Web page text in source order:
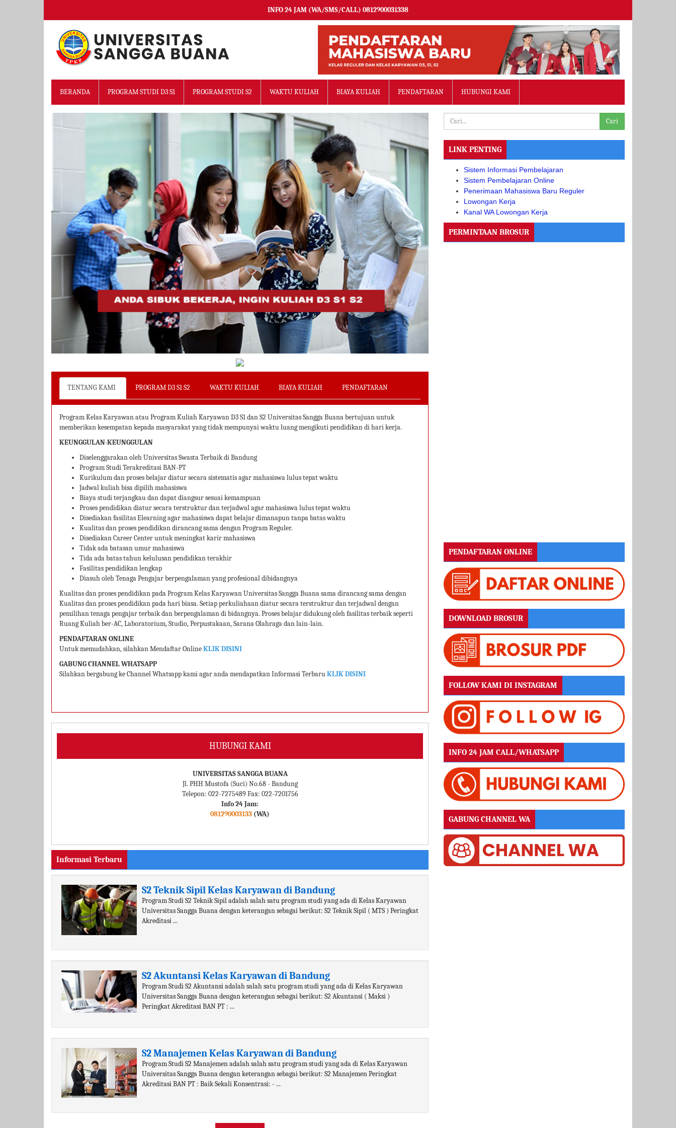
INFO 24 JAM (WA/SMS/CALL) 0812900031338
BERANDA PROGRAM STUDI D3 S1 PROGRAM STUDI S2 WAKTU KULIAH BIAYA KULIAH PENDAFTARAN HUBUNGI KAMI
TENTANG KAMI PROGRAM D3 S1 S2 WAKTU KULIAH BIAYA KULIAH PENDAFTARAN
Program Kelas Karyawan atau Program Kuliah Karyawan D3 S1 dan S2 Universitas Sangga Buana bertujuan untuk
memberikan kesempatan kepada masyarakat yang tidak mempunyai waktu luang mengikuti pendidikan di hari kerja.
KEUNGGULAN-KEUNGGULAN
Diselenggarakan oleh Universitas Swasta Terbaik di Bandung
Program Studi Terakreditasi BAN-PT
Kurikulum dan proses belajar diatur secara sistematis agar mahasiswa lulus tepat waktu
Jadwal kuliah bisa dipilih mahasiswa
Biaya studi terjangkau dan dapat diangsur sesuai kemampuan
Proses pendidikan diatur secara terstruktur dan terjadwal agar mahasiswa lulus tepat waktu
Disediakan fasilitas Elearning agar mahasiswa dapat belajar dimanapun tanpa batas waktu
Kualitas dan proses pendidikan dirancang sama dengan Program Reguler.
Disediakan Career Center untuk meningkat karir mahasiswa
Tidak ada batasan umur mahasiswa
Tida ada batas tahun kelulusan pendidikan terakhir
Fasilitas pendidikan lengkap
Diasuh oleh Tenaga Pengajar berpengalaman yang profesional dibidangnya
Kualitas dan proses pendidikan pada Program Kelas Karyawan Universitas Sangga Buana sama dirancang sama dengan
Kualitas dan proses pendidikan pada hari biasa. Setiap perkuliahaan diatur secara terstruktur dan terjadwal dengan
pemilihan tenaga pengajar terbaik dan berpengalaman di bidangnya. Proses belajar didukung oleh fasilitas terbaik seperti
Ruang Kuliah ber-AC, Laboratorium, Studio, Perpustakaan, Sarana Olahraga dan lain-lain.
PENDAFTARAN ONLINE
Untuk memudahkan, silahkan Mendaftar OnlineKLIK DISINI
GABUNG CHANNEL WHATSAPP
Silahkan bergabung ke Channel Whatsapp kami agar anda mendapatkan Informasi TerbaruKLIK DISINI
HUBUNGI KAMI
UNIVERSITAS SANGGA BUANA
Jl. PHH Mustofa (Suci) No.68 - Bandung
Telepon: 022-7275489 Fax: 022-7201756
Info 24 Jam:
081290003133 (WA)
Informasi Terbaru
S2 Teknik Sipil Kelas Karyawan di Bandung
Program Studi S2 Teknik Sipil adalah salah satu program studi yang ada di Kelas Karyawan
Universitas Sangga Buana dengan keterangan sebagai berikut: S2 Teknik Sipil ( MTS ) Peringkat
Akreditasi ...
S2 Akuntansi Kelas Karyawan di Bandung
Program Studi S2 Akuntansi adalah salah satu program studi yang ada di Kelas Karyawan
Universitas Sangga Buana dengan keterangan sebagai berikut: S2 Akuntansi ( Maksi )
Peringkat Akreditasi BAN PT : ...
S2 Manajemen Kelas Karyawan di Bandung
Program Studi S2 Manajemen adalah salah satu program studi yang ada di Kelas Karyawan
Universitas Sangga Buana dengan keterangan sebagai berikut: S2 Manajemen Peringkat
Akreditasi BAN PT : Baik Sekali Konsentrasi: - ...
Cari
LINK PENTING
Sistem Informasi Pembelajaran
Sistem Pembelajaran Online
Penerimaan Mahasiswa Baru Reguler
Lowongan Kerja
Kanal WA Lowongan Kerja
PERMINTAAN BROSUR
PENDAFTARAN ONLINE
DOWNLOAD BROSUR
FOLLOW KAMI DI INSTAGRAM
INFO 24 JAM CALL/WHATSAPP
GABUNG CHANNEL WA